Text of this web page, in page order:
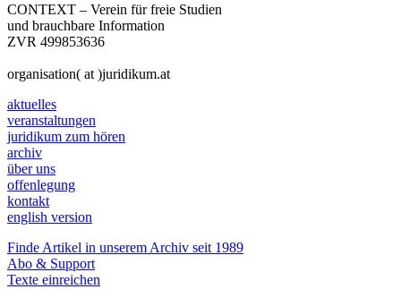
CONTEXT – Verein für freie Studien
und brauchbare Information
ZVR 499853636
organisation( at )juridikum.at
aktuelles
veranstaltungen
juridikum zum hören
archiv
über uns
offenlegung
kontakt
english version
Finde Artikel in unserem Archiv seit 1989
Abo & Support
Texte einreichen